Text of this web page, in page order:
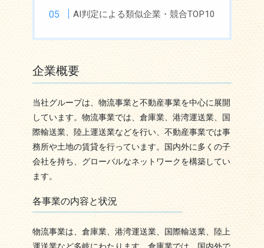
AI判定による類似企業・競合TOP10
企業概要
当社グループは、物流事業と不動産事業を中心に展開
しています。物流事業では、倉庫業、港湾運送業、国
際輸送業、陸上運送業などを行い、不動産事業では事
務所や土地の賃貸を行っています。国内外に多くの子
会社を持ち、グローバルなネットワークを構築してい
ます。
各事業の内容と状況
物流事業は、倉庫業、港湾運送業、国際輸送業、陸上